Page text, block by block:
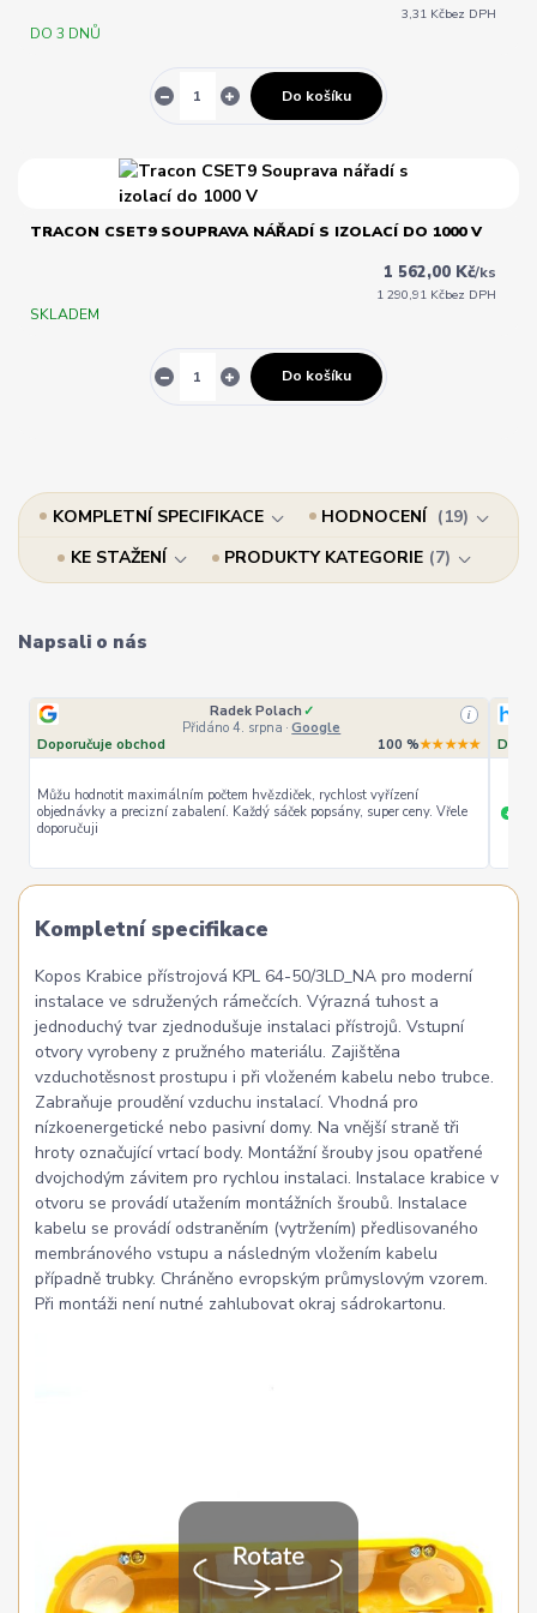
3,31 Kčbez DPH
DO 3 DNŮ
Do košíku
TRACON CSET9 SOUPRAVA NÁŘADÍ S IZOLACÍ DO 1000 V
1 562,00 Kč/ks
1 290,91 Kčbez DPH
SKLADEM
Do košíku
KOMPLETNÍ SPECIFIKACE HODNOCENÍ
19
KE STAŽENÍ
PRODUKTY KATEGORIE 7
Napsali o nás
Radek Polach ✓
Přidáno 4. srpna · Google
i
Doporučuje obchod 100 %★★★★★
Můžu hodnotit maximálním počtem hvězdiček, rychlost vyřízení
objednávky a precizní zabalení. Každý sáček popsány, super ceny. Vřele
doporučuji
+
Kompletní specifikace
Kopos Krabice přístrojová KPL 64-50/3LD_NA pro moderní
instalace ve sdružených rámečcích. Výrazná tuhost a
jednoduchý tvar zjednodušuje instalaci přístrojů. Vstupní
otvory vyrobeny z pružného materiálu. Zajištěna
vzduchotěsnost prostupu i při vloženém kabelu nebo trubce.
Zabraňuje proudění vzduchu instalací. Vhodná pro
nízkoenergetické nebo pasivní domy. Na vnější straně tři
hroty označující vrtací body. Montážní šrouby jsou opatřené
dvojchodým závitem pro rychlou instalaci. Instalace krabice v
otvoru se provádí utažením montážních šroubů. Instalace
kabelu se provádí odstraněním (vytržením) předlisovaného
membránového vstupu a následným vložením kabelu
případně trubky. Chráněno evropským průmyslovým vzorem.
Při montáži není nutné zahlubovat okraj sádrokartonu.